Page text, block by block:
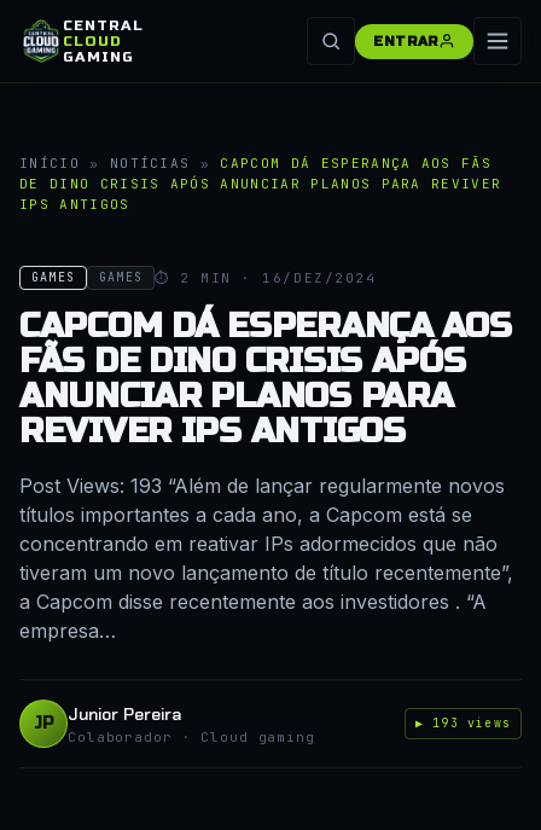
CENTRAL
CLOUD
GAMING
ENTRAR
INÍCIO » NOTÍCIAS » CAPCOM DÁ ESPERANÇA AOS FÃS
DE DINO CRISIS APÓS ANUNCIAR PLANOS PARA REVIVER
IPS ANTIGOS
GAMES GAMES ⏱ 2 MIN · 16/DEZ/2024
CAPCOM DÁ ESPERANÇA AOS
FÃS DE DINO CRISIS APÓS
ANUNCIAR PLANOS PARA
REVIVER IPS ANTIGOS
Post Views: 193 “Além de lançar regularmente novos
títulos importantes a cada ano, a Capcom está se
concentrando em reativar IPs adormecidos que não
tiveram um novo lançamento de título recentemente”,
a Capcom disse recentemente aos investidores . “A
empresa…
JP Junior Pereira
Colaborador · Cloud gaming
▶ 193 views